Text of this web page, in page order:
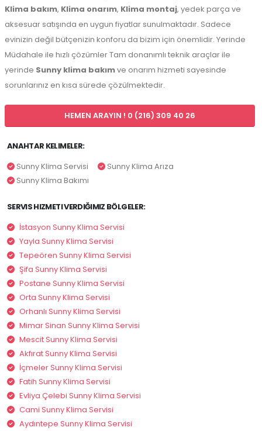
Klima bakım, Klima onarım, Klima montaj, yedek parça ve
aksesuar satışında en uygun fiyatlar sunulmaktadır. Sadece
evinizin değil bütçenizin konforu da bizim için önemlidir. Yerinde
Müdahale ile hızlı çözümler Tam donanımlı teknik araçlar ile
yerinde Sunny klima bakımve onarım hizmeti sayesinde
sorunlarınız en kısa sürede çözülmektedir.
HEMEN ARAYIN ! 0 (216) 309 40 26
ANAHTAR KELIMELER:
Sunny Klima Servisi
Sunny Klima Arıza
Sunny Klima Bakımı
SERVIS HIZMETI VERDIĞIMIZ BÖLGELER:
İstasyon Sunny Klima Servisi
Yayla Sunny Klima Servisi
Tepeören Sunny Klima Servisi
Şifa Sunny Klima Servisi
Postane Sunny Klima Servisi
Orta Sunny Klima Servisi
Orhanlı Sunny Klima Servisi
Mimar Sinan Sunny Klima Servisi
Mescit Sunny Klima Servisi
Akfırat Sunny Klima Servisi
İçmeler Sunny Klima Servisi
Fatih Sunny Klima Servisi
Evliya Çelebi Sunny Klima Servisi
Cami Sunny Klima Servisi
Aydıntepe Sunny Klima Servisi